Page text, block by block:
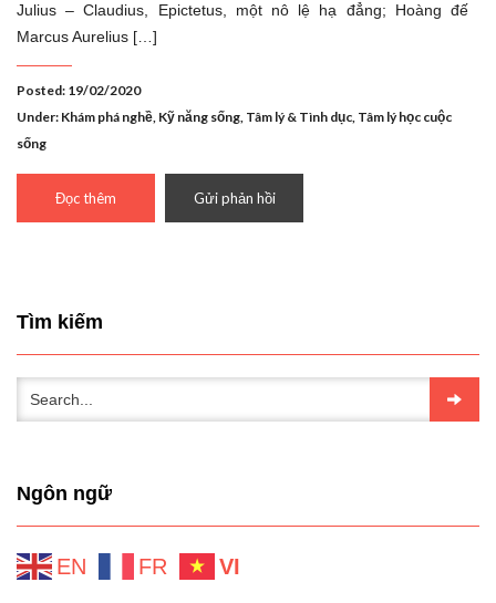
Julius – Claudius, Epictetus, một nô lệ hạ đẳng; Hoàng đế
Marcus Aurelius […]
Posted: 19/02/2020
Under: Khám phá nghề, Kỹ năng sống, Tâm lý & Tình dục, Tâm lý học cuộc
sống
Đọc thêm Gửi phản hồi
Tìm kiếm
Ngôn ngữ
EN FR VI